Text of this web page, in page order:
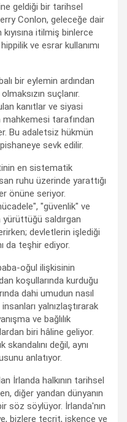
geldiği bir tarihsel
Conlon, geleceğe dair
itilmiş binlerce
ve esrar kullanımı
bir eylemin ardından
suçlanır.
kanıtlar ve siyasi
tarafından
Bu adaletsiz hükmün
sevk edilir.
en sistematik
ruhu üzerinde yarattığı
önüne seriyor.
"güvenlik" ve
saldırgan
devletlerin işlediği
da teşhir ediyor.
oğul ilişkisinin
koşullarında kurduğu
dahi umudun nasıl
yalnızlaştırarak
ve bağlılık
biri hâline geliyor.
değil, aynı
anlatıyor.
İrlanda halkının tarihsel
diğer yandan dünyanın
söz söylüyor. İrlanda'nın
bizlere tecrit, işkence ve